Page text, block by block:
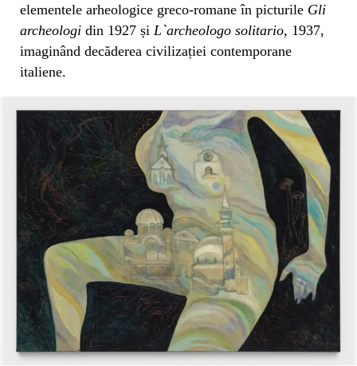
elementele arheologice greco-romane în picturile Gli
archeologi din 1927 și L`archeologo solitario, 1937,
imaginând decăderea civilizației contemporane
italiene.